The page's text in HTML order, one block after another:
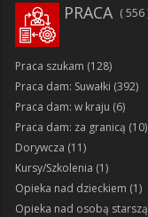
PRACA 556
Praca szukam (128)
Praca dam: Suwałki (392)
Praca dam: w kraju (6)
Praca dam: za granicą (10)
Dorywcza (11)
Kursy/Szkolenia (1)
Opieka nad dzieckiem (1)
Opieka nad osobą starszą